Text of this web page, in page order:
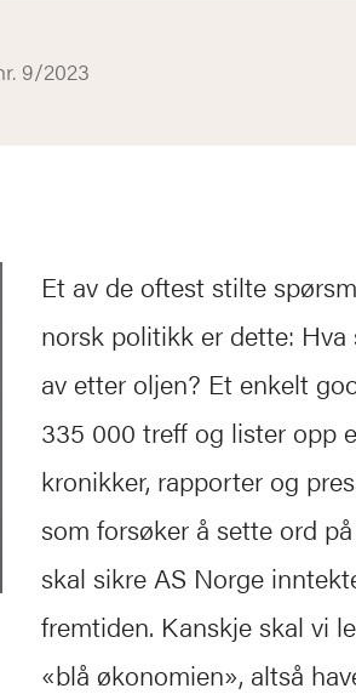
9/2023
Et av de oftest stilte
norsk politikk er dette: Hva
av etter oljen? Et enkelt
335 000 treff og lister opp
kronikker, rapporter og
som forsøker å sette ord
skal sikre AS Norge
fremtiden. Kanskje skal vi
«blå økonomien», altså